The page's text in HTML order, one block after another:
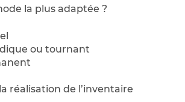
la plus adaptée ?
ou tournant
réalisation de l’inventaire